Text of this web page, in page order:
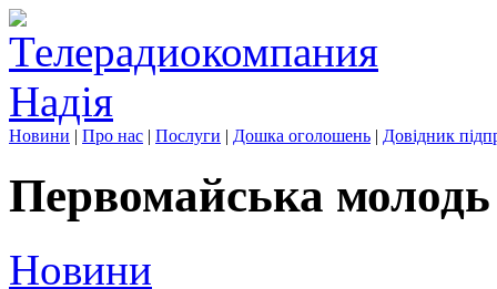
Новини | Про нас | Послуги | Дошка оголошень | Довідник
Первомайська молодь
Новини